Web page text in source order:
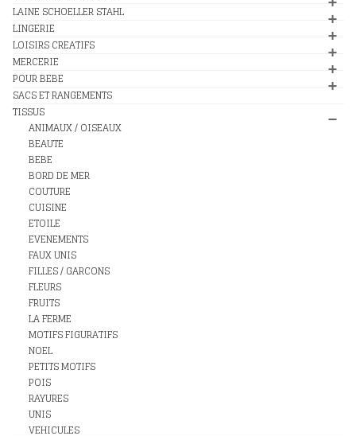
LAINE SCHOELLER STAHL
LINGERIE
LOISIRS CREATIFS
MERCERIE
POUR BEBE
SACS ET RANGEMENTS
TISSUS
ANIMAUX / OISEAUX
BEAUTE
BEBE
BORD DE MER
COUTURE
CUISINE
ETOILE
EVENEMENTS
FAUX UNIS
FILLES / GARCONS
FLEURS
FRUITS
LA FERME
MOTIFS FIGURATIFS
NOEL
PETITS MOTIFS
POIS
RAYURES
UNIS
VEHICULES